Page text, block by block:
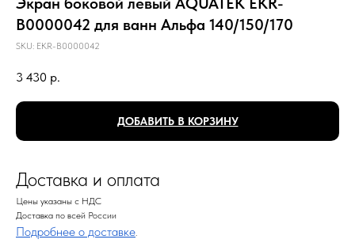
B0000042 для ванн Альфа 140/150/170
SKU: EKR-B0000042
3 430 р.
ДОБАВИТЬ В КОРЗИНУ
Доставка и оплата
Цены указаны с НДС
Доставка по всей России
Подробнее о доставке.